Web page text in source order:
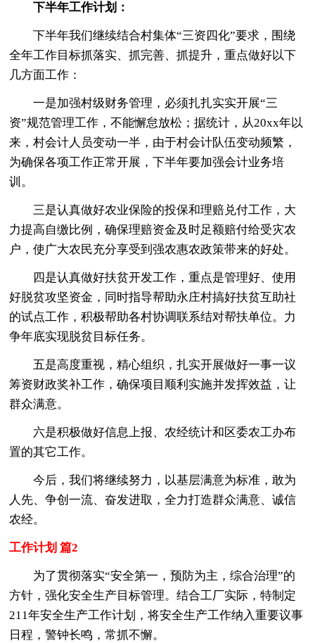
下半年工作计划：
下半年我们继续结合村集体“三资四化”要求，围绕
全年工作目标抓落实、抓完善、抓提升，重点做好以下
几方面工作：
一是加强村级财务管理，必须扎扎实实开展“三
资”规范管理工作，不能懈怠放松；据统计，从20xx年以
来，村会计人员变动一半，由于村会计队伍变动频繁，
为确保各项工作正常开展，下半年要加强会计业务培
训。
三是认真做好农业保险的投保和理赔兑付工作，大
力提高自缴比例，确保理赔资金及时足额赔付给受灾农
户，使广大农民充分享受到强农惠农政策带来的好处。
四是认真做好扶贫开发工作，重点是管理好、使用
好脱贫攻坚资金，同时指导帮助永庄村搞好扶贫互助社
的试点工作，积极帮助各村协调联系结对帮扶单位。力
争年底实现脱贫目标任务。
五是高度重视，精心组织，扎实开展做好一事一议
筹资财政奖补工作，确保项目顺利实施并发挥效益，让
群众满意。
六是积极做好信息上报、农经统计和区委农工办布
置的其它工作。
今后，我们将继续努力，以基层满意为标准，敢为
人先、争创一流、奋发进取，全力打造群众满意、诚信
农经。
工作计划 篇2
为了贯彻落实“安全第一，预防为主，综合治理”的
方针，强化安全生产目标管理。结合工厂实际，特制定
211年安全生产工作计划，将安全生产工作纳入重要议事
日程，警钟长鸣，常抓不懈。